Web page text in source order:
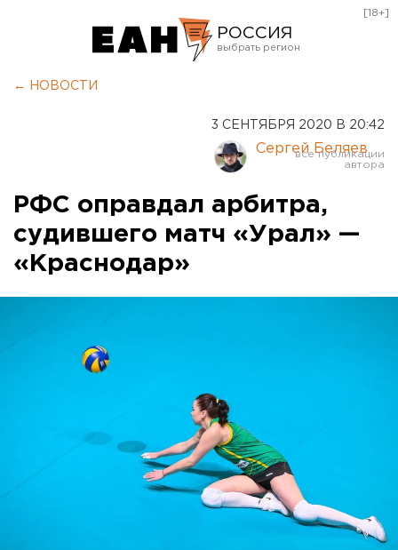
РОССИЯ
Курган
Оренбург
[18+]
← НОВОСТИ
3 СЕНТЯБРЯ 2020 В 20:42
Сергей Беляев
РФС оправдал арбитра,
судившего матч «Урал» —
«Краснодар»